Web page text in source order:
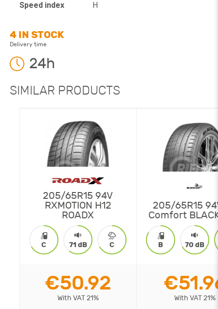
Speed index H
4 IN STOCK
Delivery time
24h
SIMILAR PRODUCTS
205/65R15 94V
RXMOTION H12
ROADX
C 71 dB C
€50.92
With VAT 21%
205/65R15
Comfort
B 70 dB
With VAT 21%